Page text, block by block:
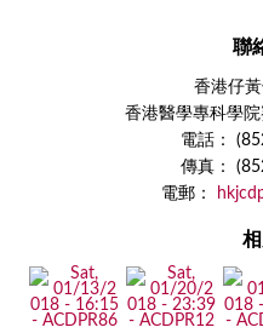
聯
香港仔
香港醫學專科學
電話：
傳真：
電郵：